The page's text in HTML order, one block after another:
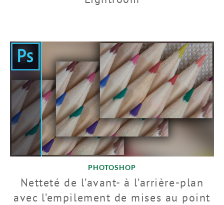
PHOTOSHOP
Netteté de l’avant- à l’arrière-plan
avec l’empilement de mises au point